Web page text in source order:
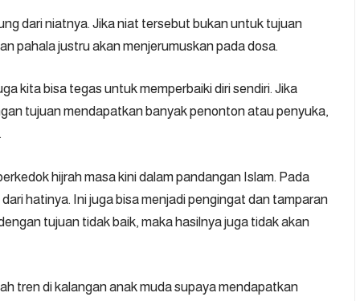
dari niatnya. Jika niat tersebut bukan untuk tujuan
pahala justru akan menjerumuskan pada dosa.
kita bisa tegas untuk memperbaiki diri sendiri. Jika
tujuan mendapatkan banyak penonton atau penyuka,
hijrah masa kini dalam pandangan Islam. Pada
hatinya. Ini juga bisa menjadi pengingat dan tamparan
tujuan tidak baik, maka hasilnya juga tidak akan
tren di kalangan anak muda supaya mendapatkan